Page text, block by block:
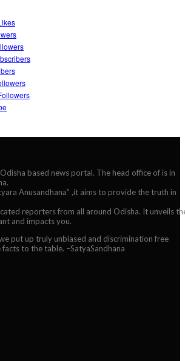
based news portal. The head office of is in
Anusandhana” ,it aims to provide the truth in
reporters from all around Odisha. It unveils
and impacts you.
put up truly unbiased and discrimination free
to the table. –SatyaSandhana